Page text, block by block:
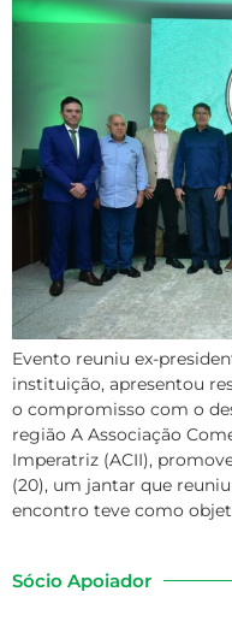
Evento reuniu ex-
instituição, apresentou
o compromisso com o
região A Associação
Imperatriz (ACII),
(20), um jantar que
encontro teve como
Sócio Apoiador